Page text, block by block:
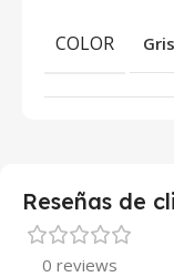
COLOR Gris
Reseñas de
0 reviews